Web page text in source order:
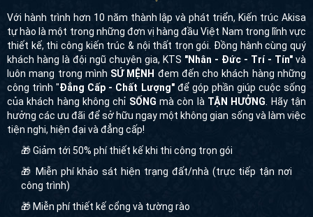
Với hành trình hơn 10 năm thành lập và phát triển, Kiến trúc Akisa
tự hào là một trong những đơn vị hàng đầu Việt Nam trong lĩnh vực
thiết kế, thi công kiến trúc & nội thất trọn gói. Đồng hành cùng quý
khách hàng là đội ngũ chuyên gia, KTS "Nhân - Đức - Trí - Tín" và
luôn mang trong mình SỨ MỆNH đem đến cho khách hàng những
công trình "Đẳng Cấp - Chất Lượng"để góp phần giúp cuộc sống
của khách hàng không chỉ SỐNG mà còn là TẬN HƯỞNG. Hãy tận
hưởng các ưu đãi để sở hữu ngay một không gian sống và làm việc
tiện nghi, hiện đại và đẳng cấp!
🎁 Giảm tới 50% phí thiết kế khi thi công trọn gói
🎁 Miễn phí khảo sát hiện trạng đất/nhà (trực tiếp tận nơi
công trình)
🎁 Miễn phí thiết kế cổng và tường rào